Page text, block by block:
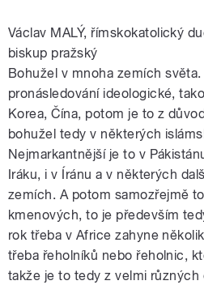
Václav MALÝ, římskokatolický
biskup pražský
Bohužel v mnoha zemích
pronásledování ideologické,
Korea, Čína, potom je to z
bohužel tedy v některých
Nejmarkantnější je to v
Iráku, i v Íránu a v některých
zemích. A potom samozřejmě
kmenových, to je především
rok třeba v Africe zahyne
třeba řeholníků nebo řeholnic,
takže je to tedy z velmi různých